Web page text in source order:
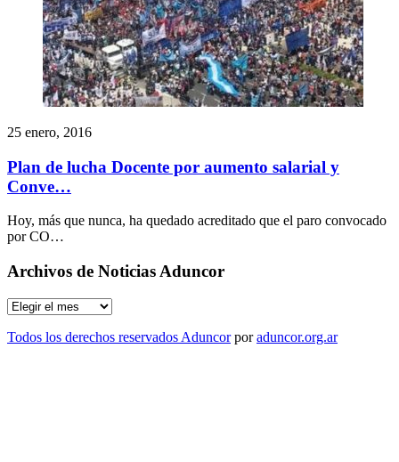
25 enero, 2016
Plan de lucha Docente por aumento salarial y
Conve…
Hoy, más que nunca, ha quedado acreditado que el paro convocado
por CO…
Archivos de Noticias Aduncor
Archivos
Noticias
Todos los derechos reservados Aduncorporaduncor.org.ar